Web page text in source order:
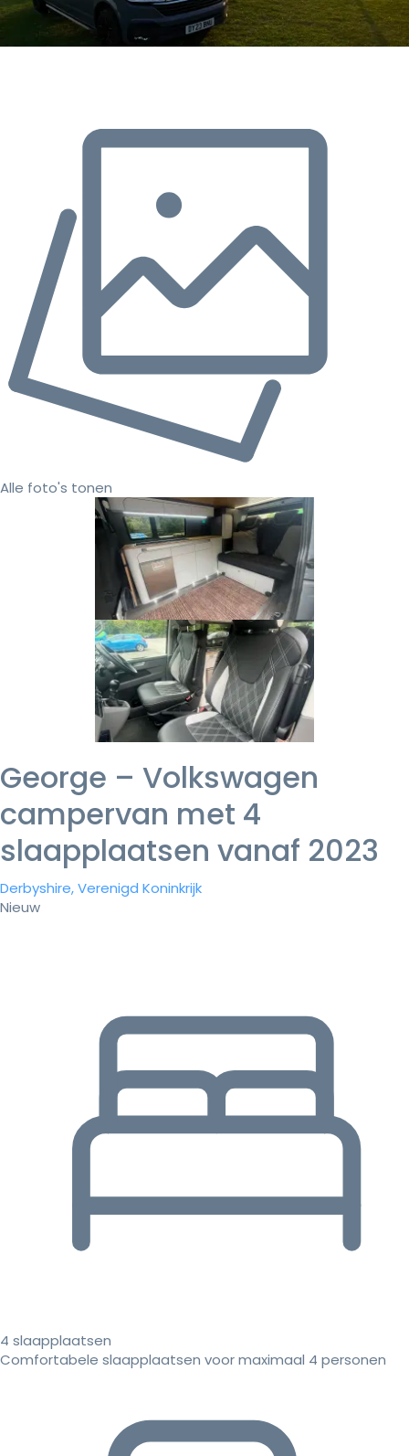
Alle foto's tonen
George – Volkswagen
campervan met 4
slaapplaatsen vanaf 2023
Derbyshire, Verenigd Koninkrijk
Nieuw
4 slaapplaatsen
Comfortabele slaapplaatsen voor maximaal 4 personen